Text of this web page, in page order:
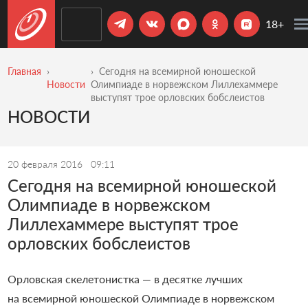
18+
Главная
Новости
Сегодня на всемирной юношеской
Олимпиаде в норвежском Лиллехаммере
выступят трое орловских бобслеистов
НОВОСТИ
20 февраля 2016 09:11
Сегодня на всемирной юношеской
Олимпиаде в норвежском
Лиллехаммере выступят трое
орловских бобслеистов
Орловская скелетонистка — в десятке лучших
на всемирной юношеской Олимпиаде в норвежском